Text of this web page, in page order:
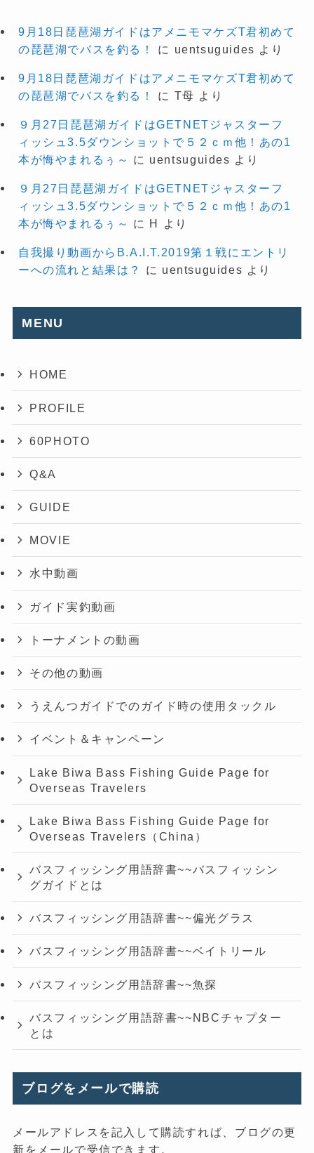
9月18日琵琶湖ガイドはアメニモマケズT君初めて
の琵琶湖でバスを釣る！
に uentsuguides より
9月18日琵琶湖ガイドはアメニモマケズT君初めて
の琵琶湖でバスを釣る！
に T母 より
９月27日琵琶湖ガイドはGETNETジャスターフ
ィッシュ3.5ダウンショットで５２ｃｍ他！あの1
本が悔やまれるぅ～
に uentsuguides より
９月27日琵琶湖ガイドはGETNETジャスターフ
ィッシュ3.5ダウンショットで５２ｃｍ他！あの1
本が悔やまれるぅ～
に H より
自我撮り動画からB.A.I.T.2019第１戦にエントリ
ーへの流れと結果は？
に uentsuguides より
MENU
HOME
PROFILE
60PHOTO
Q&A
GUIDE
MOVIE
水中動画
ガイド実釣動画
トーナメントの動画
その他の動画
うえんつガイドでのガイド時の使用タックル
イベント＆キャンペーン
Lake Biwa Bass Fishing Guide Page for
Overseas Travelers
Lake Biwa Bass Fishing Guide Page for
Overseas Travelers（China）
バスフィッシング用語辞書~~バスフィッシン
グガイドとは
バスフィッシング用語辞書~~偏光グラス
バスフィッシング用語辞書~~ベイトリール
バスフィッシング用語辞書~~魚探
バスフィッシング用語辞書~~NBCチャプター
とは
ブログをメールで購読
メールアドレスを記入して購読すれば、ブログの更
新をメールで受信できます。